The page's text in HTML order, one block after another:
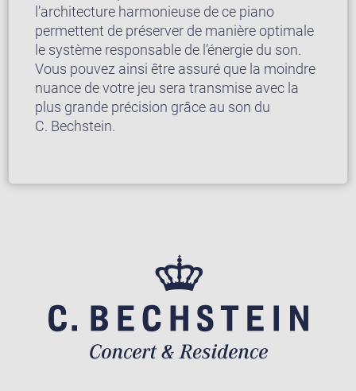
l’architecture harmonieuse de ce piano
permettent de préserver de manière optimale
le système responsable de l’énergie du son.
Vous pouvez ainsi être assuré que la moindre
nuance de votre jeu sera transmise avec la
plus grande précision grâce au son du
C. Bechstein.